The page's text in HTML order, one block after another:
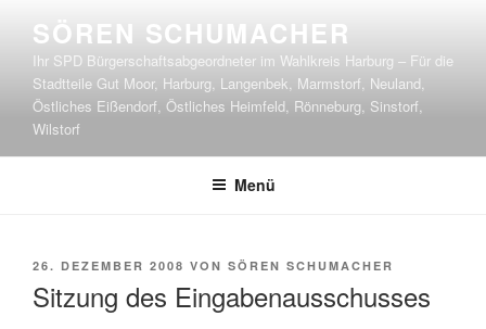
Inhalt
springen
SÖREN SCHUMACHER
Ihr SPD Bürgerschaftsabgeordneter im Wahlkreis Harburg – Für die
Stadtteile Gut Moor, Harburg, Langenbek, Marmstorf, Neuland,
Östliches Eißendorf, Östliches Heimfeld, Rönneburg, Sinstorf,
Wilstorf
Menü
VERÖFFENTLICHT
26. DEZEMBER 2008 VON SÖREN SCHUMACHER
Sitzung des Eingabenausschusses